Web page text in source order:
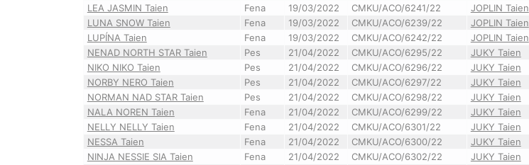
LEA JASMIN Taien
Fena 19/03/2022 CMKU/ACO/6241/22 JOPLIN Taien
LUNA SNOW Taien
Fena 19/03/2022 CMKU/ACO/6239/22 JOPLIN Taien
LUPÍNA Taien
Fena 19/03/2022 CMKU/ACO/6242/22 JOPLIN Taien
NENAD NORTH STAR Taien
Pes 21/04/2022 CMKU/ACO/6295/22 JUKY Taien
NIKO NIKO Taien
Pes 21/04/2022 CMKU/ACO/6296/22 JUKY Taien
NORBY NERO Taien
Pes 21/04/2022 CMKU/ACO/6297/22 JUKY Taien
NORMAN NAD STAR Taien
Pes 21/04/2022 CMKU/ACO/6298/22 JUKY Taien
NALA NOREN Taien
Fena 21/04/2022 CMKU/ACO/6299/22 JUKY Taien
NELLY NELLY Taien
Fena 21/04/2022 CMKU/ACO/6301/22 JUKY Taien
NESSA Taien
Fena 21/04/2022 CMKU/ACO/6300/22 JUKY Taien
NINJA NESSIE SIA Taien
Fena 21/04/2022 CMKU/ACO/6302/22 JUKY Taien